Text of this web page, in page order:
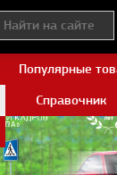
Популярные
Справочник